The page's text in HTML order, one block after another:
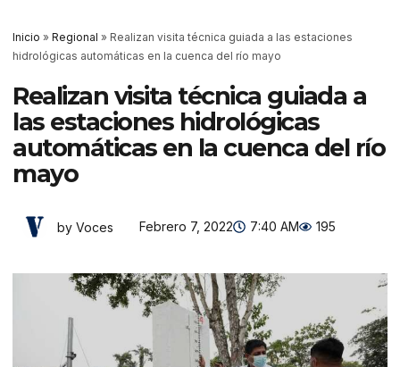
Inicio » Regional » Realizan visita técnica guiada a las estaciones
hidrológicas automáticas en la cuenca del río mayo
Realizan visita técnica guiada a
las estaciones hidrológicas
automáticas en la cuenca del río
mayo
by Voces Febrero 7, 2022 7:40 AM 195